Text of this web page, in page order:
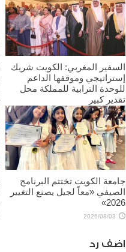
السفير المغربي: الكويت شريك
إستراتيجي وموقفها الداعم
للوحدة الترابية للمملكة محل
تقدير كبير
2026/08/03
جامعة الكويت تختتم البرنامج
الصيفي «معاً لجيل يصنع التغيير
2026»
2026/08/03
اضف رد